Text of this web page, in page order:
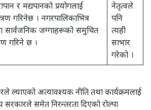
र मद्यपानको प्रयोगलाई
गरिनेछ । नगरपालिकाभित्र
सार्वजनिक जग्गाहरूको समुचित
गरिने छ ।
नेतृत्वले
पनि
त्यही
साभार
गरेको ।
ल्याएको अत्यावश्यक नीति तथा कार्यक्रमलाई
समेत निरन्तरता दिएको रोल्पा